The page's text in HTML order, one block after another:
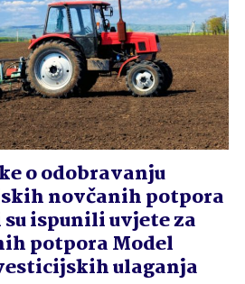
o odobravanju
novčanih potpora
ispunili uvjete za
potpora Model
ulaganja